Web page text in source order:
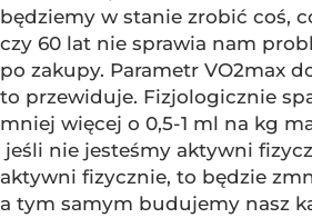
będziemy w stanie zrobić coś,
czy 60 lat nie sprawia nam
po zakupy. Parametr VO2max
to przewiduje. Fizjologicznie
mniej więcej o 0,5-1 ml na kg
jeśli nie jesteśmy aktywni
aktywni fizycznie, to będzie
a tym samym budujemy nasz